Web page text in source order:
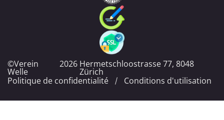
©Verein
Welle
2026 Hermetschloostrasse 77, 8048
Zürich
Politique de confidentialité
Conditions d'utilisation